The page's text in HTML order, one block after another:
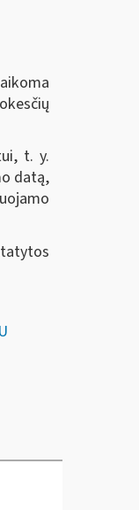
t. y.
datą,